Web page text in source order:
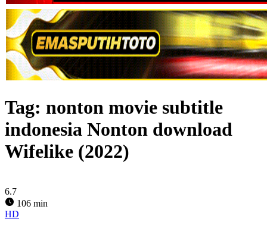
Tag: nonton movie subtitle
indonesia Nonton download
Wifelike (2022)
6.7
106 min
HD